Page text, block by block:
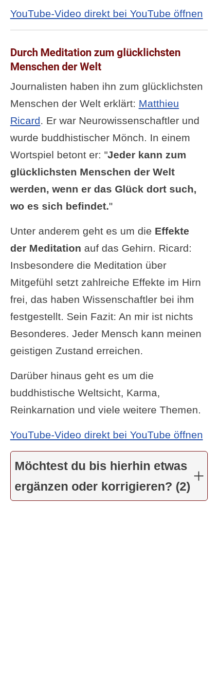
YouTube-Video direkt bei YouTube öffnen
Durch Meditation zum glücklichsten
Menschen der Welt
Journalisten haben ihn zum glücklichsten
Menschen der Welt erklärt: Matthieu
Ricard. Er war Neurowissenschaftler und
wurde buddhistischer Mönch. In einem
Wortspiel betont er: "Jeder kann zum
glücklichsten Menschen der Welt
werden, wenn er das Glück dort such,
wo es sich befindet."
Unter anderem geht es um die Effekte
der Meditation auf das Gehirn. Ricard:
Insbesondere die Meditation über
Mitgefühl setzt zahlreiche Effekte im Hirn
frei, das haben Wissenschaftler bei ihm
festgestellt. Sein Fazit: An mir ist nichts
Besonderes. Jeder Mensch kann meinen
geistigen Zustand erreichen.
Darüber hinaus geht es um die
buddhistische Weltsicht, Karma,
Reinkarnation und viele weitere Themen.
YouTube-Video direkt bei YouTube öffnen
Möchtest du bis hierhin etwas
ergänzen oder korrigieren? (2)